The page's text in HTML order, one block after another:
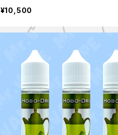
¥10,500